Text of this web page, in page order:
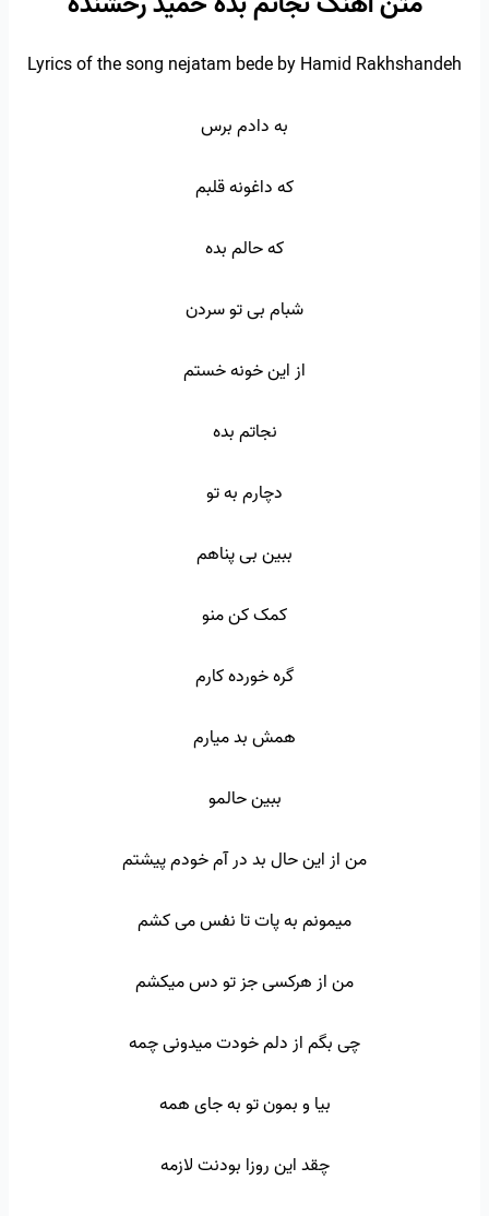
Lyrics of the song nejatam bede by Hamid Rakhshandeh
به دادم برس
که داغونه قلبم
که حالم بده
شبام بی تو سردن
از این خونه خستم
نجاتم بده
دچارم به تو
ببین بی پناهم
کمک کن منو
گره خورده کارم
همش بد میارم
ببین حالمو
من از این حال بد در آم خودم پیشتم
میمونم به پات تا نفس می کشم
من از هرکسی جز تو دس میکشم
چی بگم از دلم خودت میدونی چمه
بیا و بمون تو به جای همه
چقد این روزا بودنت لازمه